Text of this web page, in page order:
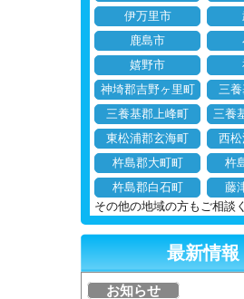
伊万里市
鹿島市
嬉野市
神埼郡吉野ヶ里町
三
三養基郡上峰町
三養
東松浦郡玄海町
西
杵島郡大町町
杵
杵島郡白石町
藤
その他の地域の方もご相談
最新情報
お知らせ